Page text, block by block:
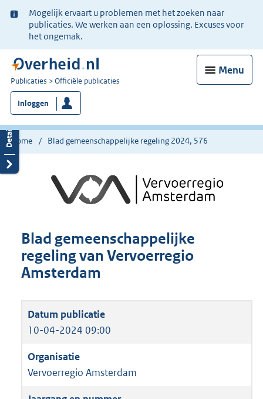
Ter
informatie:
Mogelijk ervaart u problemen met het zoeken naar
publicaties. We werken aan een oplossing. Excuses voor
het ongemak.
Menu
U
bent
nu
hier:
Publicaties Officiële publicaties
Inloggen
Home Blad gemeenschappelijke regeling 2024, 576
Blad gemeenschappelijke
regeling van Vervoerregio
Amsterdam
10-04-2024 09:00
Vervoerregio Amsterdam